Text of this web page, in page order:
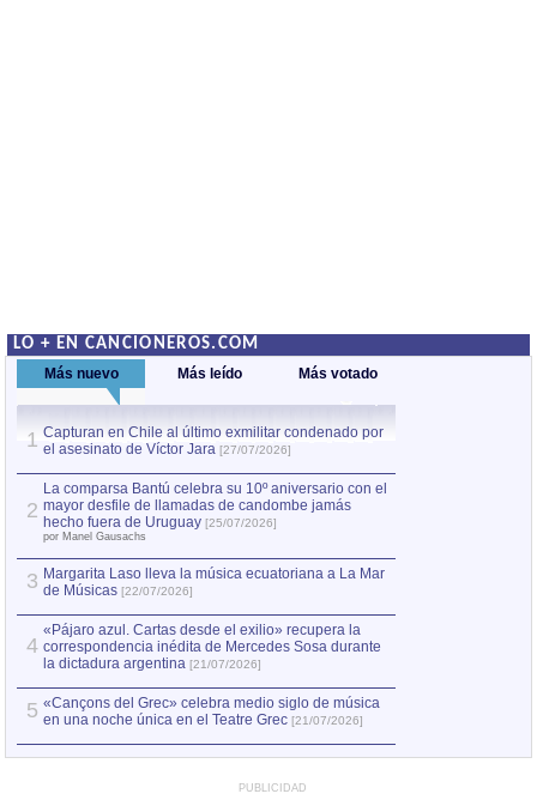
LO + EN CANCIONEROS.COM
Más nuevo Más leído Más votado
1 Capturan en Chile al último exmilitar condenado por
el asesinato de Víctor Jara [27/07/2026]
2
La comparsa Bantú celebra su 10º aniversario con el
mayor desfile de llamadas de candombe jamás
hecho fuera de Uruguay [25/07/2026]
por Manel Gausachs
3 Margarita Laso lleva la música ecuatoriana a La Mar
de Músicas [22/07/2026]
4
«Pájaro azul. Cartas desde el exilio» recupera la
correspondencia inédita de Mercedes Sosa durante
la dictadura argentina [21/07/2026]
5 «Cançons del Grec» celebra medio siglo de música
en una noche única en el Teatre Grec [21/07/2026]
PUBLICIDAD